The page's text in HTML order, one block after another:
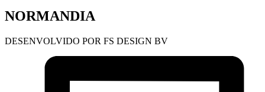
NORMANDIA
DESENVOLVIDO POR FS DESIGN BV